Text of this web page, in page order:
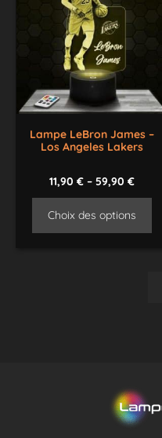
Lampe LeBron James –
Los Angeles Lakers
11,90€ –59,90€
Choix des options